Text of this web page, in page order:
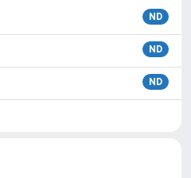
ND
ND
ND